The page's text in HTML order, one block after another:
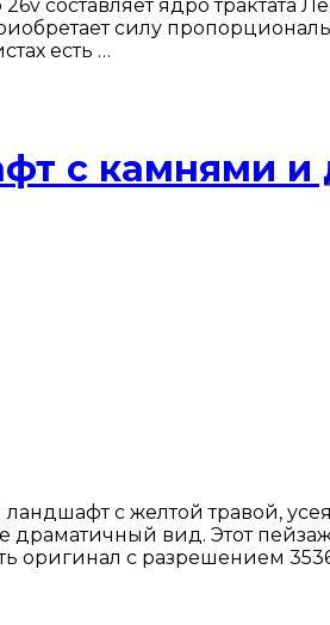
составляет ядро ​​трактата
силу
есть …
с камнями и
с желтой травой,
драматичный вид. Этот
оригинал с разрешением